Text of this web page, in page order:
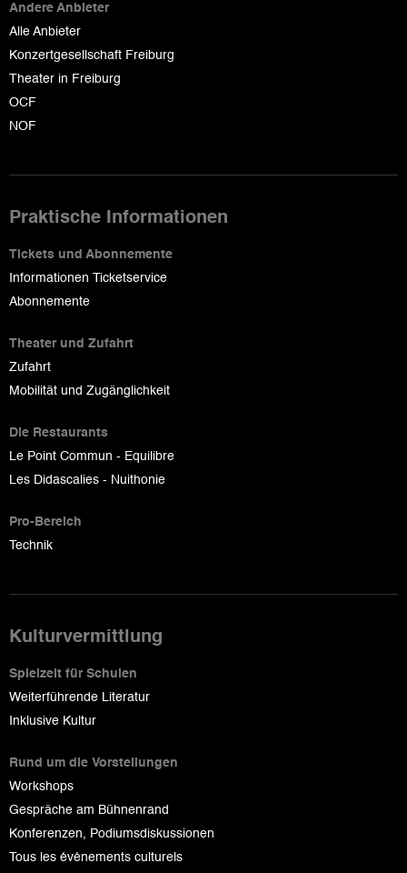
Andere Anbieter
Alle Anbieter
Konzertgesellschaft Freiburg
Theater in Freiburg
OCF
NOF
Praktische Informationen
Tickets und Abonnemente
Informationen Ticketservice
Abonnemente
Theater und Zufahrt
Zufahrt
Mobilität und Zugänglichkeit
Die Restaurants
Le Point Commun - Equilibre
Les Didascalies - Nuithonie
Pro-Bereich
Technik
Kulturvermittlung
Spielzeit für Schulen
Weiterführende Literatur
Inklusive Kultur
Rund um die Vorstellungen
Workshops
Gespräche am Bühnenrand
Konferenzen, Podiumsdiskussionen
Tous les événements culturels